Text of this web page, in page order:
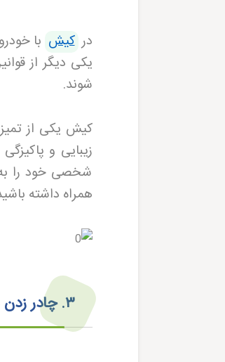
در کیش با
یکی دیگر از
شوند.
کیش یکی از
زیبایی و
شخصی خود را به
همراه داشته
۳.چادر